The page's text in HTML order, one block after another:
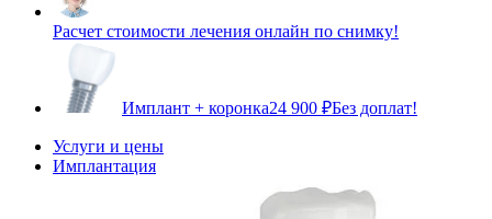
Расчет стоимости лечения онлайн по снимку!
Имплант + коронка24 900 ₽Без доплат!
Услуги и цены
Имплантация